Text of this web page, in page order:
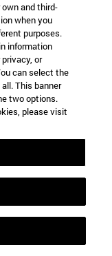
artistas
and third-
when you
purposes.
information
or
can select the
This banner
two options.
please visit